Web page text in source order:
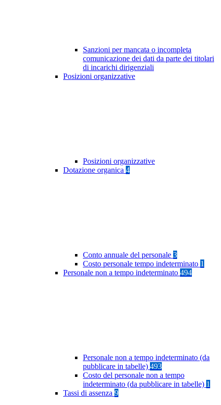
Sanzioni per mancata o incompleta
comunicazione dei dati da parte dei titolari
di incarichi dirigenziali
Posizioni organizzative
Posizioni organizzative
Dotazione organica 4
Conto annuale del personale 3
Costo personale tempo indeterminato 1
Personale non a tempo indeterminato 494
Personale non a tempo indeterminato (da
pubblicare in tabelle) 493
Costo del personale non a tempo
indeterminato (da pubblicare in tabelle) 1
Tassi di assenza 9